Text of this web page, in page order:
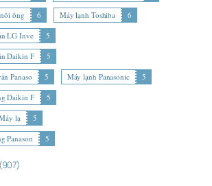
ống
6 Máy lạnh Toshiba
6
LG Inve
5
Daikin F
5
Panaso
5 Máy lạnh Panasonic
5
Daikin F
5
lạ
5
Panason
5